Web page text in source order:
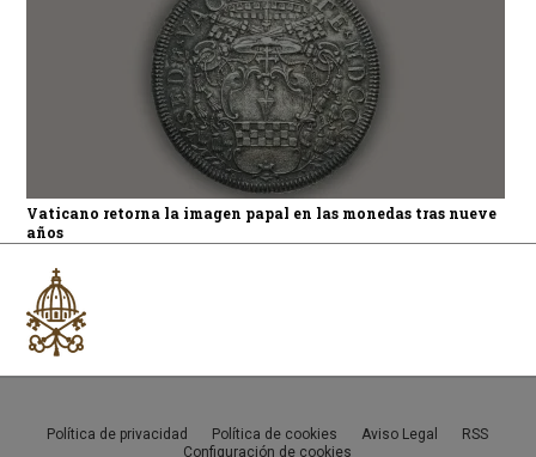
Vaticano retorna la imagen papal en las monedas tras nueve
años
Política de privacidad Política de cookies Aviso Legal
RSS
Configuración de cookies